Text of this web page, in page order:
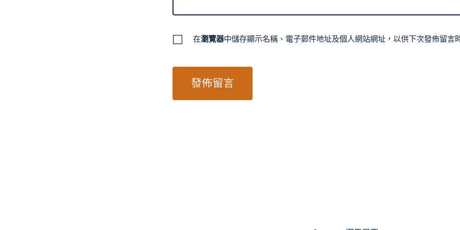
在瀏覽器中儲存顯示名稱、電子郵件地址及個人網站網址，以供下次發佈留言